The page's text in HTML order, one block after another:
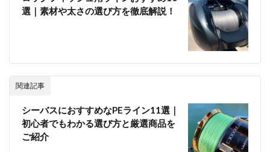
選｜素材や太さの選び方を徹底解説！
関連記事
シーバスにおすすめなPEライン11選｜
初心者でもわかる選び方と厳選商品を
ご紹介